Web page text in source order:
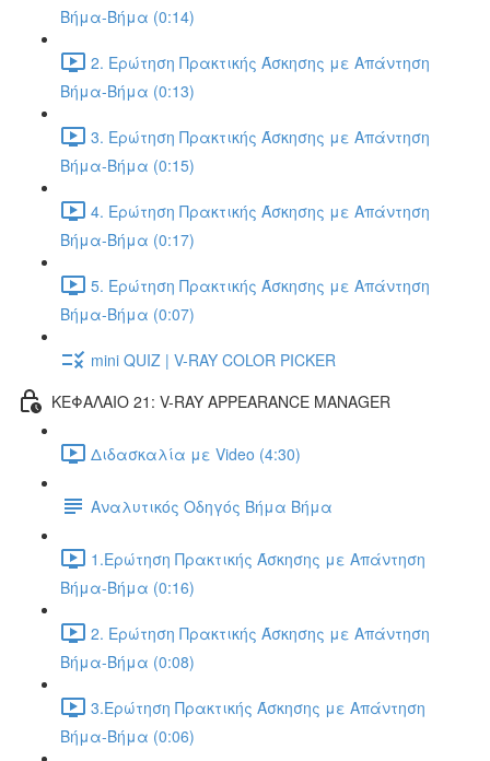
Βήμα-Βήμα (0:14)
2. Ερώτηση Πρακτικής Άσκησης με Απάντηση
Βήμα-Βήμα (0:13)
3. Ερώτηση Πρακτικής Άσκησης με Απάντηση
Βήμα-Βήμα (0:15)
4. Ερώτηση Πρακτικής Άσκησης με Απάντηση
Βήμα-Βήμα (0:17)
5. Ερώτηση Πρακτικής Άσκησης με Απάντηση
Βήμα-Βήμα (0:07)
mini QUIZ | V-RAY COLOR PICKER
ΚΕΦΑΛΑΙΟ 21: V-RAY APPEARANCE MANAGER
Διδασκαλία με Video (4:30)
Αναλυτικός Οδηγός Βήμα Βήμα
1.Ερώτηση Πρακτικής Άσκησης με Απάντηση
Βήμα-Βήμα (0:16)
2. Ερώτηση Πρακτικής Άσκησης με Απάντηση
Βήμα-Βήμα (0:08)
3.Ερώτηση Πρακτικής Άσκησης με Απάντηση
Βήμα-Βήμα (0:06)